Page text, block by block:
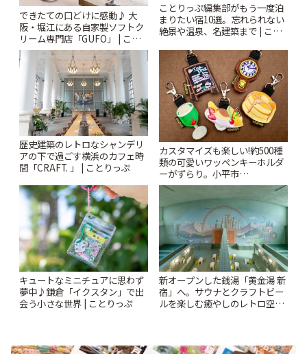
できたての口どけに感動♪ 大
阪・堀江にある自家製ソフトク
リーム専門店「GUFO」 | こと
りっぷ
ことりっぷ編集部がもう一度泊
まりたい宿10選。忘れられない
絶景や温泉、名建築まで | こと
歴史建築のレトロなシャンデリ
アの下で過ごす横浜のカフェ時
間「CRAFT. 」 | ことりっぷ
カスタマイズも楽しい!約500種
類の可愛いワッペンキーホルダ
ーがずらり。小平市
「Kimamaya T&K」 | ことりっ
キュートなミニチュアに思わず
夢中♪鎌倉「イクスタン」で出
会う小さな世界 | ことりっぷ
新オープンした銭湯「黄金湯 新
宿」へ。サウナとクラフトビー
ルを楽しむ癒やしのレトロ空間